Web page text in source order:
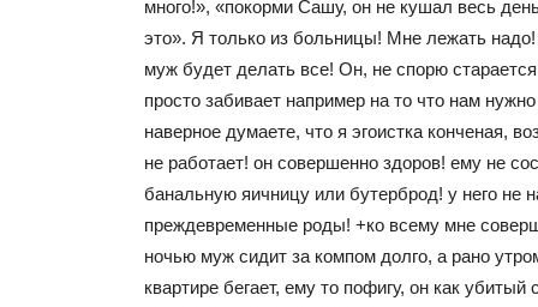
много!», «покорми Сашу, он не кушал весь
это». Я только из больницы! Мне лежать
муж будет делать все! Он, не спорю
просто забивает например на то что нам
наверное думаете, что я эгоистка конченая,
не работает! он совершенно здоров! ему не
банальную яичницу или бутерброд! у него не
преждевременные роды! +ко всему мне
ночью муж сидит за компом долго, а рано
квартире бегает, ему то пофигу, он как убитый